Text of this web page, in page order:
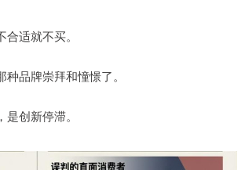
适就不买。
品牌崇拜和憧憬了。
创新停滞。